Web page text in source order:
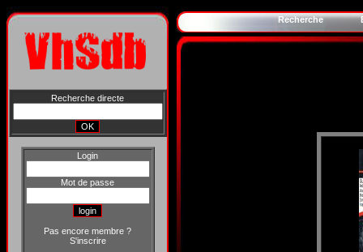
Recherche directe
Login
Mot de passe
Pas encore membre ?
S'inscrire
Recherche